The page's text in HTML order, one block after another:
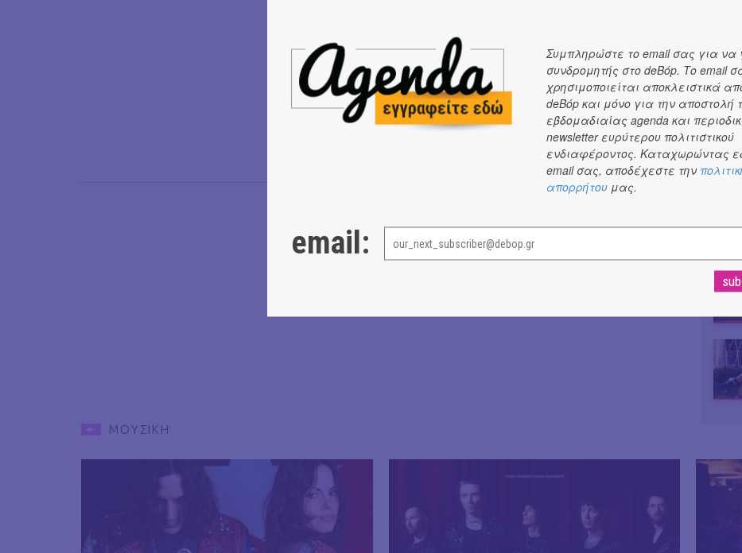
Πρόδρομος: Μυστακίδης τύμπανα
Δημήτρης Κωνσταντινίδης: ηχοληψία
Φωτογραφία Δημήτρη Μυστακίδη: Άσπα Κουλύρα
Φωτογραφία παιδιού: Δημήτρης Βαβλιάρας
Σόνια Βλάντη
ΜΟΥΣΙΚΗ
Συμπληρώστε το email σας για να
συνδρομητής στο deBόp. Το email
χρησιμοποιείται αποκλειστικά
deBόp και μόνο για την αποστολή
εβδομαδιαίας agenda και
newsletter ευρύτερου πολιτιστικού
ενδιαφέροντος. Καταχωρώντας
email σας, αποδέχεστε την
απορρήτου μας.
email: